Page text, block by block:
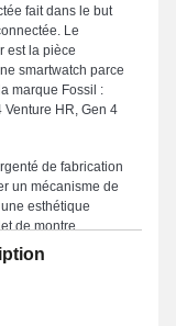
fait dans le but
Le
est la pièce
smartwatch parce
marque Fossil :
Venture HR, Gen 4
de fabrication
un mécanisme de
esthétique
de montre
choix parfait pour
est apprécié
de lui un